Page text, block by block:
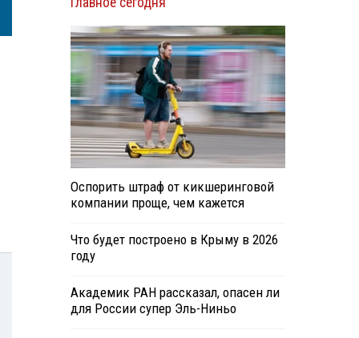
Оспорить штраф от кикшеринговой
компании проще, чем кажется
Что будет построено в Крыму в 2026
году
Академик РАН рассказал, опасен ли
для России супер Эль-Ниньо